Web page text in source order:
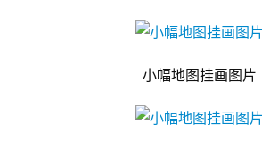
小幅地图挂画图片